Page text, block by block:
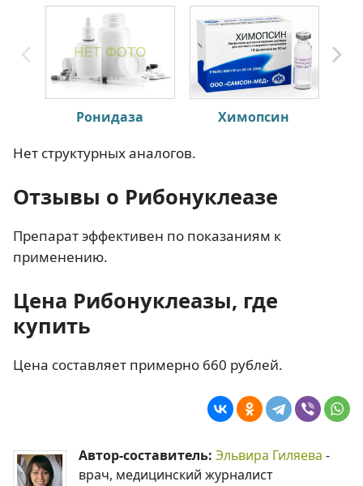
Ронидаза Химопсин
Нет структурных аналогов.
Отзывы о Рибонуклеазе
Препарат эффективен по показаниям к
применению.
Цена Рибонуклеазы, где
купить
Цена составляет примерно 660 рублей.
Автор-составитель: Эльвира Гиляева -
врач, медицинский журналист